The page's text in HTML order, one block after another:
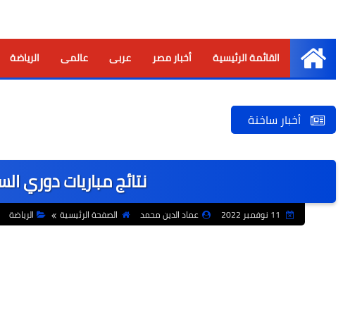
الرئيسية
القائمة الرئيسية أخبار مصر عربى عالمى الرياضة
أخبار ساخنة
نتائج مباريات دوري
عماد الدين محمد الصفحة الرئيسية الرياضة